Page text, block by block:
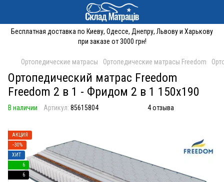
Бесплатная доставка по Киеву, Одессе, Днепру, Львову и Харькову
при заказе от 3000 грн!
Ортопедические матрасы Ортопедические матрасы Freedom
Ортопедический матрас Freedom
Freedom 2 в 1 - Фридом 2 в 1 150x190
В наличии Артикул: 85615804 4 отзыва
АКЦИЯ
−30%
ХИТ
6
6